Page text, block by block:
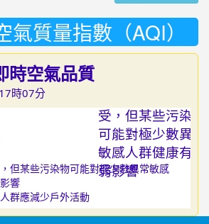
氣質量指數（AQI）
時空氣品質
時07分
但某些污染物可能對極少數異常敏感
響
群應減少戶外活動